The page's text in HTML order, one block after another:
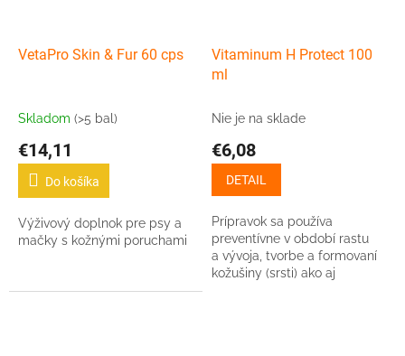
VetaPro Skin & Fur 60 cps
Skladom (>5 bal)
€14,11
Do košíka
Výživový doplnok pre psy a
mačky s kožnými poruchami
Vitaminum H Protect 100
ml
Nie je na sklade
€6,08
DETAIL
Prípravok sa používa
preventívne v období rastu
a vývoja, tvorbe a formovaní
kožušiny (srsti) ako aj